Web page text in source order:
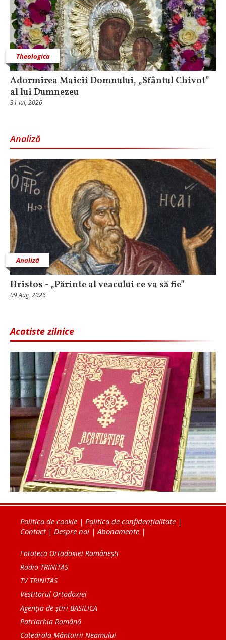
Theologica
Adormirea Maicii Domnului, „Sfântul Chivot”
al lui Dumnezeu
31 Iul, 2026
Analiză
Analiză
Hristos - „Părinte al veacului ce va să fie”
09 Aug, 2026
Acatiste zilnice
Politica de cookie | Politica de confidențialitate |
Contact| Despre noi |Abonamente |
Fototeca Ortodoxiei Românești
Radio TRINITAS
TV TRINITAS
Vestitorul Ortodoxiei
Agenţia de ştiri BASILICA
Patriarhia Română
Catedrala Mântuirii Neamului